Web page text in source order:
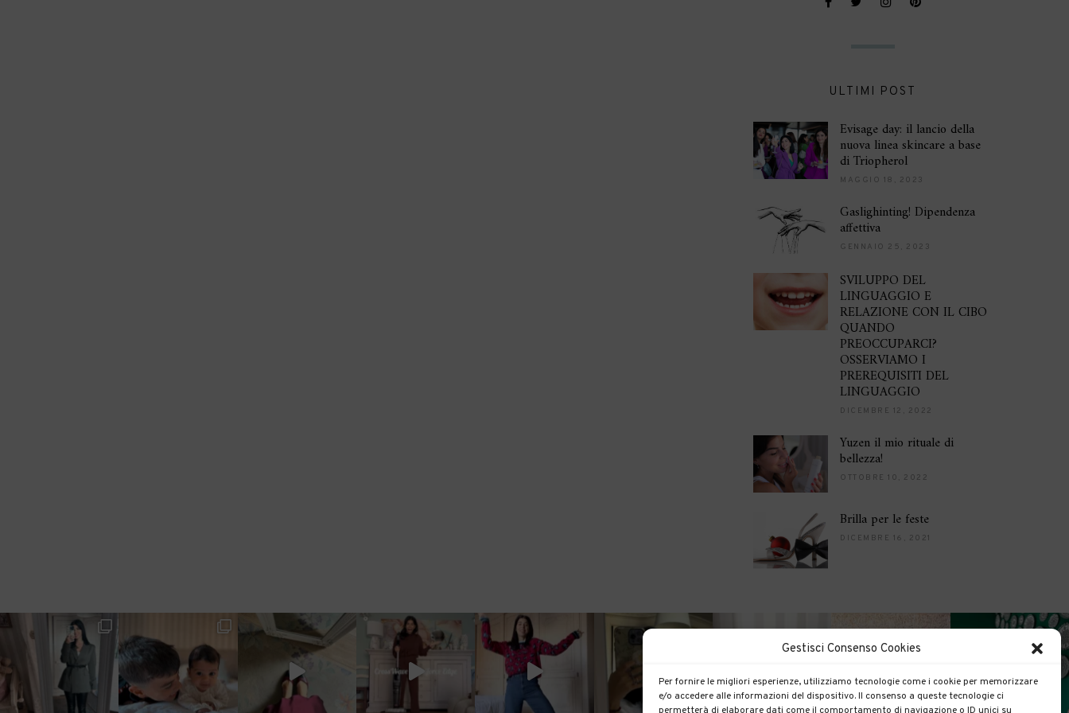
Gestisci Consenso Cookies
Per fornire le migliori esperienze, utilizziamo tecnologie come i cookie per memorizzare
e/o accedere alle informazioni del dispositivo. Il consenso a queste tecnologie ci
ULTIMI POST
Evisage day: il lancio della
nuova linea skincare a base
di Triopherol
MAGGIO 18, 2023
Gaslighinting! Dipendenza
affettiva
GENNAIO 25, 2023
SVILUPPO DEL
LINGUAGGIO E
RELAZIONE CON IL CIBO
QUANDO
PREOCCUPARCI?
OSSERVIAMO I
PREREQUISITI DEL
LINGUAGGIO
DICEMBRE 12, 2022
Yuzen il mio rituale di
bellezza!
OTTOBRE 10, 2022
Brilla per le feste
DICEMBRE 16, 2021